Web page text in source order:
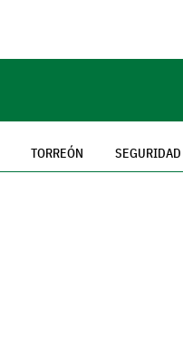
TORREÓN SEGURIDAD